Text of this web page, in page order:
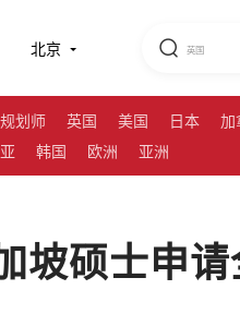
北京
划师 英国 美国 日本
加
韩国 欧洲 亚洲
坡硕士申请